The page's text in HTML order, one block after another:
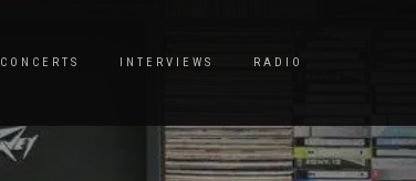
CONCERTS INTERVIEWS RADIO